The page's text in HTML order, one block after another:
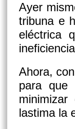
Ayer
tribuna e
eléctrica
Ahora,
para que
lastima la